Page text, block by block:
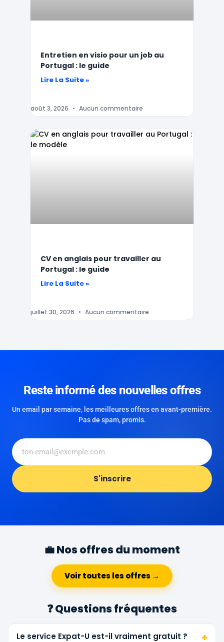
Entretien en visio pour un job au
Portugal : le guide
Lire La Suite »
août 3, 2026 Aucun commentaire
CV en anglais pour travailler au
Portugal : le guide
Lire La Suite »
juillet 30, 2026 Aucun commentaire
Reste informé des nouvelles offres
Un email par semaine, les meilleures offres en avant-première.
Pas de spam, promis.
S'inscrire
💼 Nos offres du moment
Voir toutes les offres →
❓ Questions fréquentes
Le service Expat-U est-il vraiment gratuit ?